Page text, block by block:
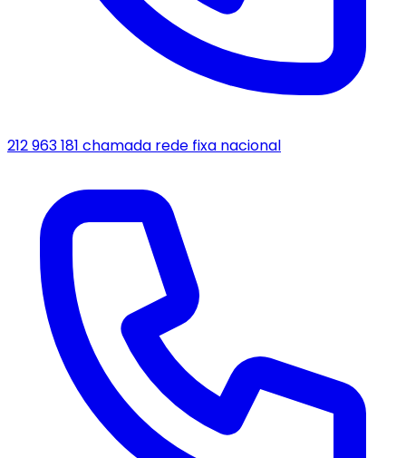
212 963 181 chamada rede fixa nacional